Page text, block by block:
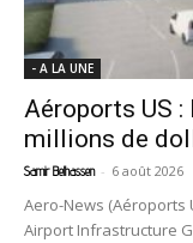
- A LA UNE
Aéroports US
millions de
Samir Belhassen - 6 août 2026
Aero-News (Aéroports
Airport Infrastructure